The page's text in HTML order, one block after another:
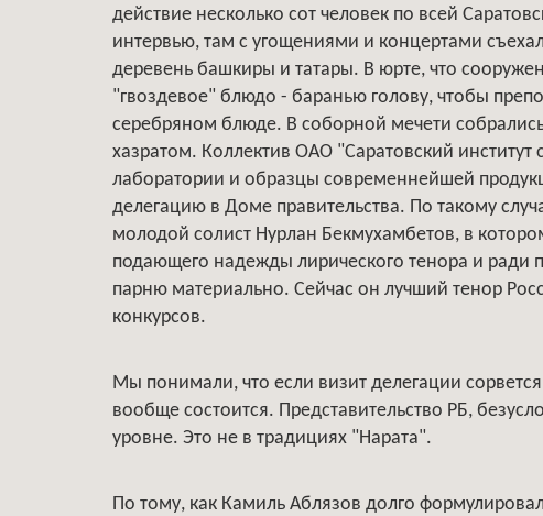
действие несколько сот человек по всей
интервью, там с угощениями и концертами
деревень башкиры и татары. В юрте, что
"гвоздевое" блюдо - баранью голову, чтобы
серебряном блюде. В соборной мечети
хазратом. Коллектив ОАО "Саратовский институт
лаборатории и образцы современнейшей
делегацию в Доме правительства. По такому
молодой солист Нурлан Бекмухамбетов, в
подающего надежды лирического тенора и ради
парню материально. Сейчас он лучший тенор
конкурсов.
Мы понимали, что если визит делегации
вообще состоится. Представительство РБ,
уровне. Это не в традициях "Нарата".
По тому, как Камиль Аблязов долго